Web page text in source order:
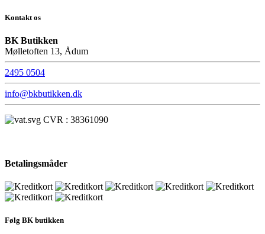
Kontakt os
BK Butikken
Mølletoften 13, Ådum
2495 0504
info@bkbutikken.dk
CVR : 38361090
Betalingsmåder
Følg BK butikken